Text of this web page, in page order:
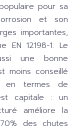
pour sa
et son
importantes,
EN 12198-1. Le
une bonne
moins conseillé
en termes de
capitale : un
améliore la
des chutes